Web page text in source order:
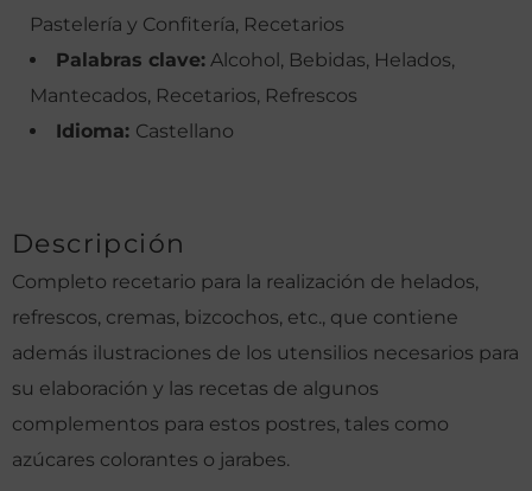
Pastelería y Confitería, Recetarios
Palabras clave: Alcohol, Bebidas, Helados,
Mantecados, Recetarios, Refrescos
Idioma: Castellano
Descripción
Completo recetario para la realización de helados,
refrescos, cremas, bizcochos, etc., que contiene
además ilustraciones de los utensilios necesarios para
su elaboración y las recetas de algunos
complementos para estos postres, tales como
azúcares colorantes o jarabes.